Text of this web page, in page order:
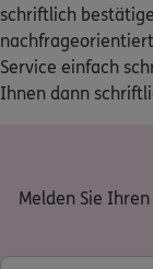
schriftlich
Service einfach
Ihnen dann
Melden Sie